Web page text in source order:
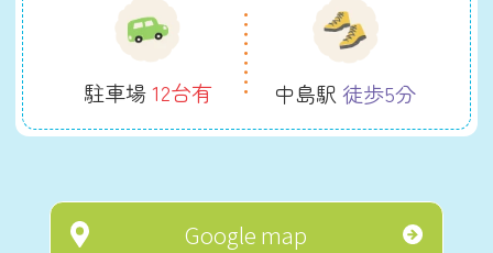
駐車場12台有 中島駅徒歩5分
Google map